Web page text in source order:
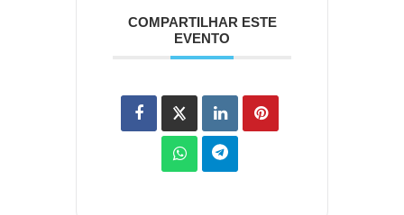
COMPARTILHAR ESTE
EVENTO